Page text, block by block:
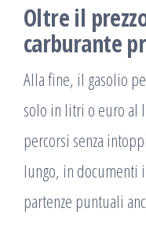
Oltre il
carburante
Alla fine, il gasolio
solo in litri o euro al
percorsi senza
lungo, in documenti
partenze puntuali